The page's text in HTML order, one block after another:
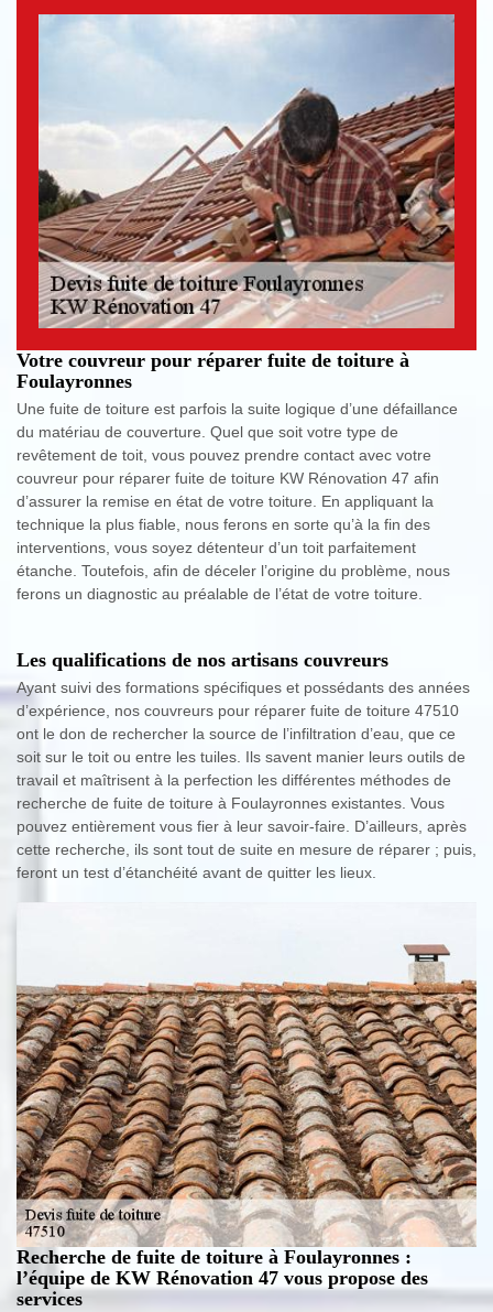
Votre couvreur pour réparer fuite de toiture à
Foulayronnes
Une fuite de toiture est parfois la suite logique d’une défaillance
du matériau de couverture. Quel que soit votre type de
revêtement de toit, vous pouvez prendre contact avec votre
couvreur pour réparer fuite de toiture KW Rénovation 47 afin
d’assurer la remise en état de votre toiture. En appliquant la
technique la plus fiable, nous ferons en sorte qu’à la fin des
interventions, vous soyez détenteur d’un toit parfaitement
étanche. Toutefois, afin de déceler l’origine du problème, nous
ferons un diagnostic au préalable de l’état de votre toiture.
Les qualifications de nos artisans couvreurs
Ayant suivi des formations spécifiques et possédants des années
d’expérience, nos couvreurs pour réparer fuite de toiture 47510
ont le don de rechercher la source de l’infiltration d’eau, que ce
soit sur le toit ou entre les tuiles. Ils savent manier leurs outils de
travail et maîtrisent à la perfection les différentes méthodes de
recherche de fuite de toiture à Foulayronnes existantes. Vous
pouvez entièrement vous fier à leur savoir-faire. D’ailleurs, après
cette recherche, ils sont tout de suite en mesure de réparer ; puis,
feront un test d’étanchéité avant de quitter les lieux.
Recherche de fuite de toiture à Foulayronnes :
l’équipe de KW Rénovation 47 vous propose des
services